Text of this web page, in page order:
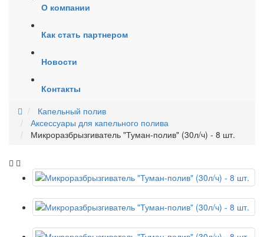
О компании
Как стать партнером
Новости
Контакты
Капельный полив
Аксессуары для капельного полива
Микроразбрызгиватель "Туман-полив" (30л/ч) - 8 шт.